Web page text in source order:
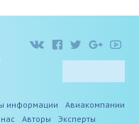
информации
Авиакомпании
Авторы Эксперты